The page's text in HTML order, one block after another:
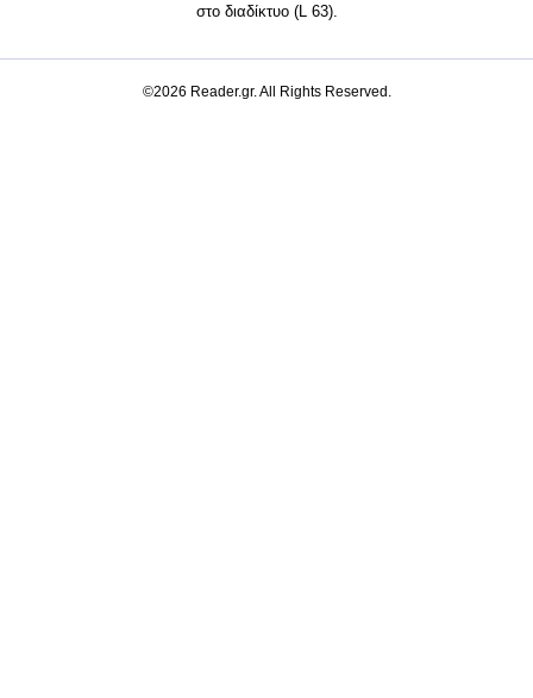
στο διαδίκτυο (L 63).
©2026 Reader.gr. All Rights Reserved.